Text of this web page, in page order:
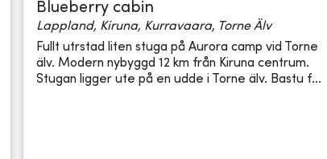
Blueberry cabin
Lappland, Kiruna, Kurravaara, Torne Älv
Fullt utrstad liten stuga på Aurora camp vid Torne
älv. Modern nybyggd 12 km från Kiruna centrum.
Stugan ligger ute på en udde i Torne älv. Bastu f...